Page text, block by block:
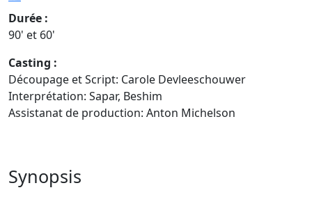
Durée :
90' et 60'
Casting :
Découpage et Script: Carole Devleeschouwer
Interprétation: Sapar, Beshim
Assistanat de production: Anton Michelson
Synopsis